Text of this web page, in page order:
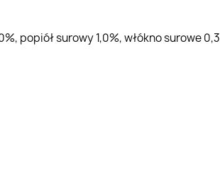
popiół surowy 1,0%, włókno surowe